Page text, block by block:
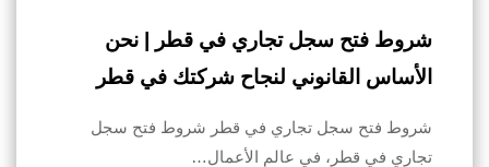
شروط فتح سجل تجاري في قطر | نحن
الأساس القانوني لنجاح شركتك في قطر
شروط فتح سجل تجاري في قطر شروط فتح سجل
تجاري في قطر، في عالم الأعمال…